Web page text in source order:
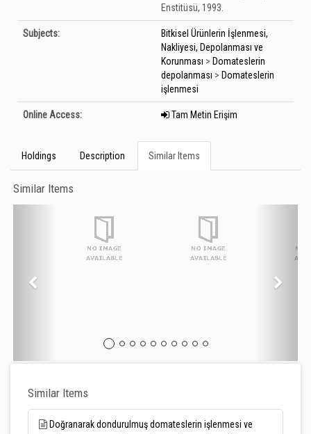
Enstitüsü, 1993.
Subjects:
Bitkisel Ürünlerin İşlenmesi,
Nakliyesi, Depolanması ve
Korunması > Domateslerin
depolanması > Domateslerin
işlenmesi
Online Access: Tam Metin Erişim
Holdings Description Similar Items
Similar Items
Similar Items
Doğranarak dondurulmuş domateslerin işlenmesi ve